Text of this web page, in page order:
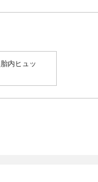
内ヒュッ